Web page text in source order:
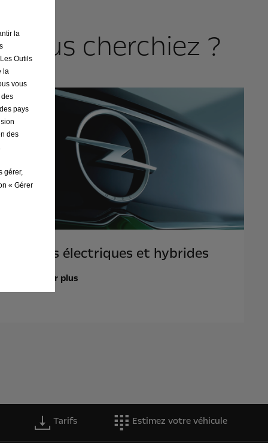
vous cherchiez ?
Modèles électriques et hybrides
En savoir plus
Tarifs Estimez votre véhicule
la
Outils
la
vous
des
pays
des
gérer,
« Gérer